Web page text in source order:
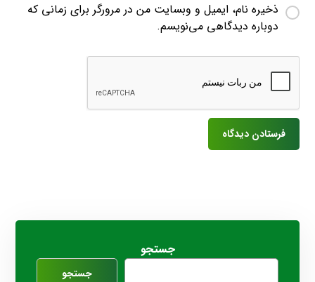
ذخیره نام، ایمیل و وبسایت من در مرورگر برای زمانی که
دوباره دیدگاهی می‌نویسم.
جستجو
جستجو